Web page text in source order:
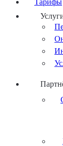
Тарифы